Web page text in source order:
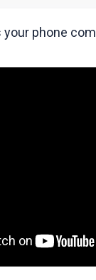
your phone